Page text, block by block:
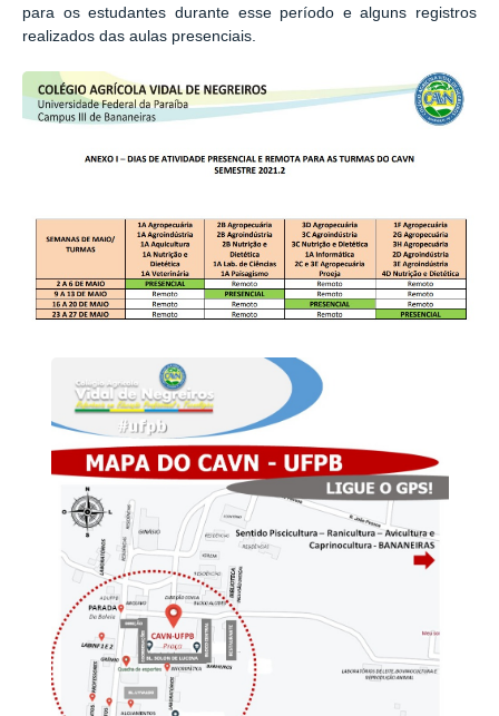
para os estudantes durante esse período e alguns registros
realizados das aulas presenciais.